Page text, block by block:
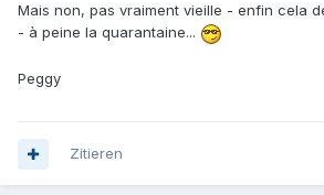
Mais non, pas vraiment vieille - enfin cela
- à peine la quarantaine...
Peggy
Zitieren